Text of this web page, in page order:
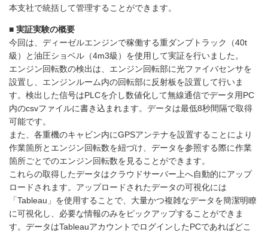
本支社で統括して管理することができます。
■ 実証実験の概要
今回は、ディーゼルエンジンで稼働する重ダンプトラック（40t
級）と油圧ショベル（4m3級）を使用して実証を行いました。
エンジン回転数の検出は、エンジン回転部に光ファイバセンサを
設置し、エンジンルーム内の回転部に反射板を設置して行いま
す。検出した信号はPLCを介し数値化して無線通信でデータ用PC
内のcsvファイルに書き込まれます。データは最低8秒間隔で取得
可能です。
また、各重機のキャビン内にGPSアンテナを設置することにより
作業箇所とエンジン回転数を紐づけ、データを参照する際に作業
箇所ごとでのエンジン回転数を見ることができます。
これらの取得したデータはクラウドサーバー上へ自動的にアップ
ロードされます。アップロードされたデータの可視化には
「Tableau」を使用することで、大量かつ複雑なデータを簡潔明瞭
に可視化し、必要な情報のみをピックアップすることができま
す。データはTableauアカウントでログインしたPCであればどこ